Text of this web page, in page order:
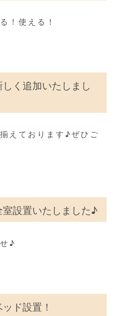
！使える！
く追加いたしまし
えております♪ぜひご
設置いたしました♪
♪
ド設置！